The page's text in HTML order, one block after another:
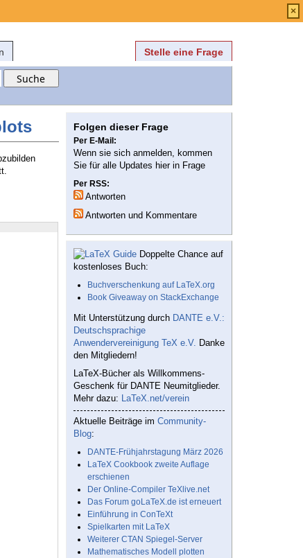
Stelle eine Frage
Folgen dieser Frage
Per E-Mail:
Wenn sie sich anmelden, kommen
Sie für alle Updates hier in Frage
Per RSS:
Antworten
Antworten und Kommentare
Doppelte Chance auf
kostenloses Buch:
Buchverschenkung auf LaTeX.org
Book Giveaway on StackExchange
Mit Unterstützung durch DANTE e.V.:
Deutschsprachige
Anwendervereinigung TeX e.V. Danke
den Mitgliedern!
LaTeX-Bücher als Willkommens-
Geschenk für DANTE Neumitglieder.
Mehr dazu: LaTeX.net/verein
Aktuelle Beiträge im Community-
Blog:
DANTE-Frühjahrstagung März 2026
LaTeX Cookbook zweite Auflage
erschienen
Der Online-Compiler TeXlive.net
Das Forum goLaTeX.de ist erneuert
Einführung in ConTeXt
Spielkarten mit LaTeX
Weiterer CTAN Spiegel-Server
Mathematisches Modell plotten
×